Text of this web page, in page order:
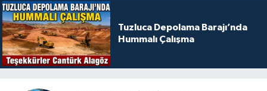
Tuzluca Depolama Barajı’nda
Hummalı Çalışma